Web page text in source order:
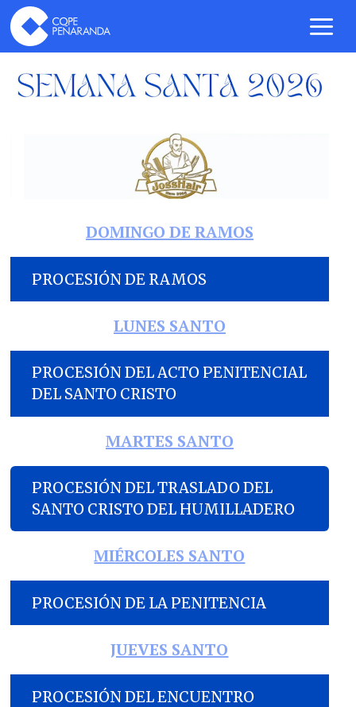
DOMINGO DE RAMOS
PROCESIÓN DE RAMOS
LUNES SANTO
PROCESIÓN DEL ACTO PENITENCIAL
DEL SANTO CRISTO
MARTES SANTO
PROCESIÓN DEL TRASLADO DEL
SANTO CRISTO DEL HUMILLADERO
MIÉRCOLES SANTO
PROCESIÓN DE LA PENITENCIA
JUEVES SANTO
PROCESIÓN DEL ENCUENTRO